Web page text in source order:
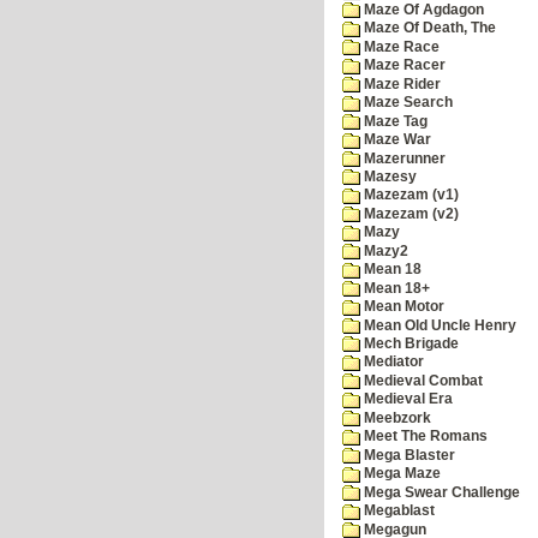
Maze Of Agdagon
Maze Of Death, The
Maze Race
Maze Racer
Maze Rider
Maze Search
Maze Tag
Maze War
Mazerunner
Mazesy
Mazezam (v1)
Mazezam (v2)
Mazy
Mazy2
Mean 18
Mean 18+
Mean Motor
Mean Old Uncle Henry
Mech Brigade
Mediator
Medieval Combat
Medieval Era
Meebzork
Meet The Romans
Mega Blaster
Mega Maze
Mega Swear Challenge
Megablast
Megagun